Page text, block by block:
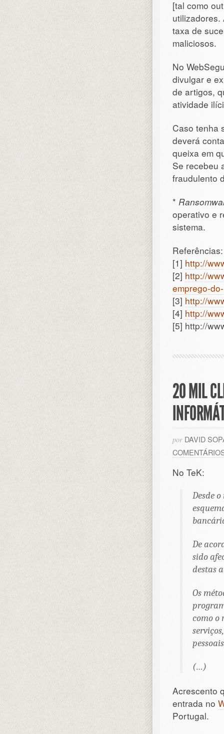
[tal como
utilizadores.
taxa de
maliciosos.
No
divulgar e
de artigos,
atividade
Caso tenha
deverá
queixa em
Se recebeu
fraudulento
*
operativo e
sistema.
Referências:
[1] http://
[2] http://
emprego-
[3] http://
[4] http://
[5] http://
20 MIL
por DAVID
No TeK:
Desde
De
sido
destas
Os
como o
(…)
Acrescento
entrada no
Portugal.